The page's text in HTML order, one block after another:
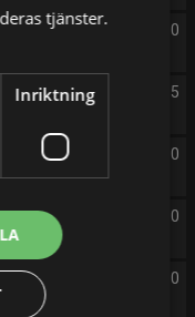
19:30
19:55
20:00
20:30
21:00
tjänster.
Inriktning